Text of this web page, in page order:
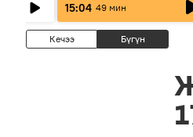
музыканын орду
15:04 49 мин
Кечээ Бүгүн